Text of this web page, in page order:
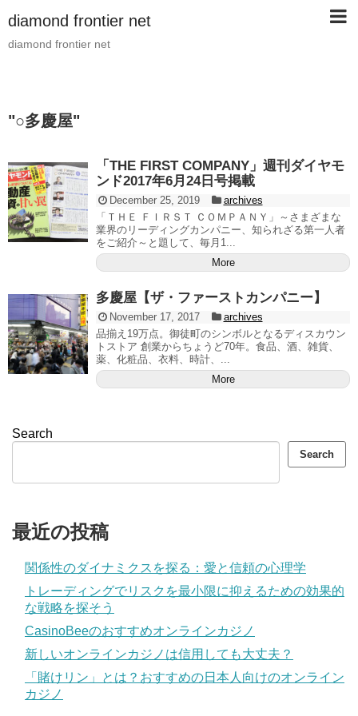
diamond frontier net
diamond frontier net
"○多慶屋"
「THE FIRST COMPANY」週刊ダイヤモ
ンド2017年6月24日号掲載
December 25, 2019
archives
「ＴＨＥ ＦＩＲＳＴ ＣＯＭＰＡＮＹ」～さまざまな
業界のリーディングカンパニー、知られざる第一人者
をご紹介～と題して、毎月1...
More
多慶屋【ザ・ファーストカンパニー】
November 17, 2017
archives
品揃え19万点。御徒町のシンボルとなるディスカウン
トストア 創業からちょうど70年。食品、酒、雑貨、
薬、化粧品、衣料、時計、...
More
Search
Search
最近の投稿
関係性のダイナミクスを探る：愛と信頼の心理学
トレーディングでリスクを最小限に抑えるための効果的
な戦略を探そう
CasinoBeeのおすすめオンラインカジノ
新しいオンラインカジノは信用しても大丈夫？
「賭けリン」とは？おすすめの日本人向けのオンライン
カジノ